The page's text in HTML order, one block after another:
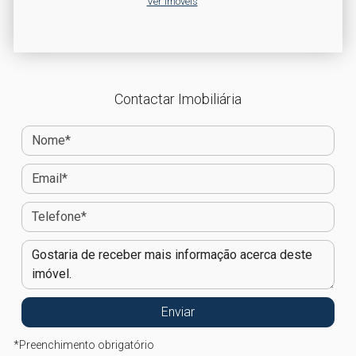
Contactar Imobiliária
*Preenchimento obrigatório